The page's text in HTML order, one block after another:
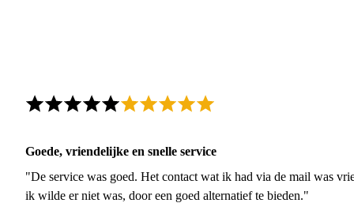
Goede, vriendelijke en snelle service
"De service was goed. Het contact wat ik had via de mail was
ik wilde er niet was, door een goed alternatief te bieden."